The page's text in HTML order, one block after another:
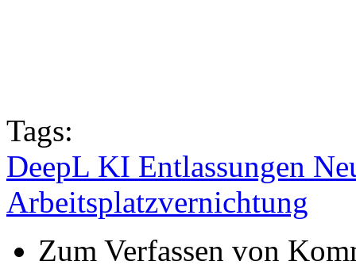
Tags:
DeepL KI Entlassungen
Arbeitsplatzvernichtung
Zum Verfassen von